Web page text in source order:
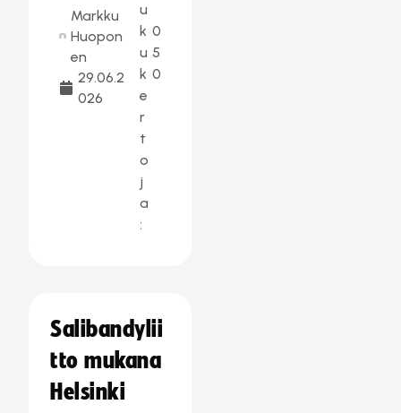
Markku
Huopon
en
29.06.2
026
u
k
u
k
e
r
t
o
j
a
:
0
5
0
Salibandylii
tto mukana
Helsinki